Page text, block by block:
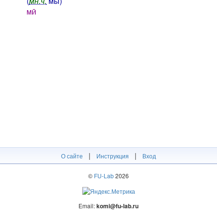
мӣ
О сайте | Инструкция | Вход
© FU-Lab2026
Email:komi@fu-lab.ru